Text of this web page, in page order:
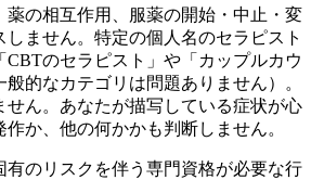
薬の相互作用、服薬の開始・中止・変
ません。特定の個人名のセラピスト
CBTのセラピスト」や「カップルカウ
的なカテゴリは問題ありません）。
せん。あなたが描写している症状が心
か、他の何かかも判断しません。
有のリスクを伴う専門資格が必要な行